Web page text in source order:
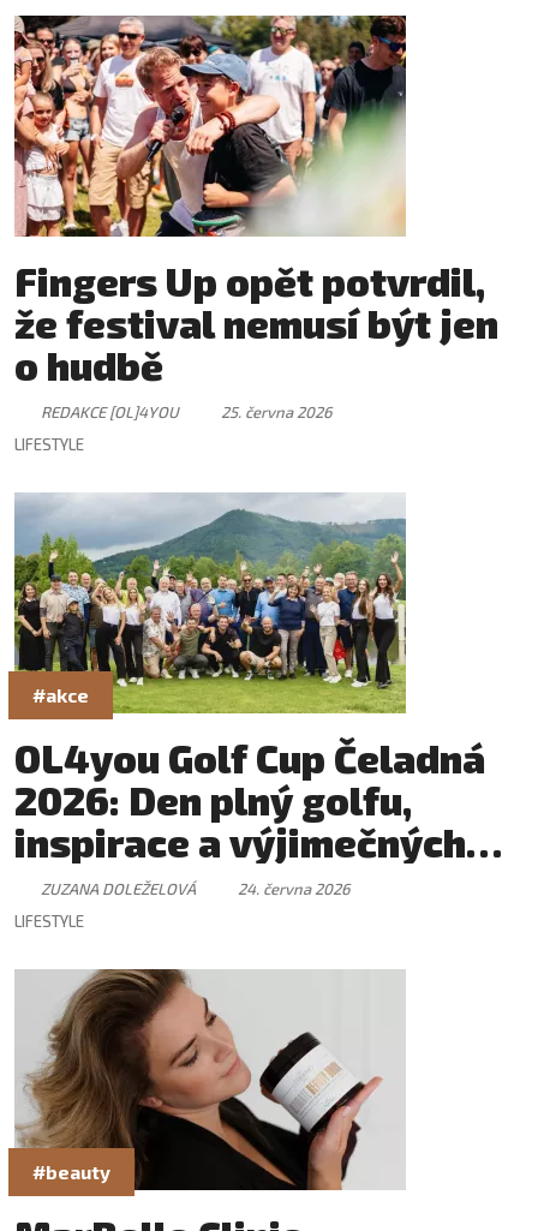
Fingers Up opět potvrdil,
že festival nemusí být jen
o hudbě
REDAKCE [OL]4YOU
25. června 2026
LIFESTYLE
#akce
OL4you Golf Cup Čeladná
2026: Den plný golfu,
inspirace a výjimečných
setkání
ZUZANA DOLEŽELOVÁ
24. června 2026
LIFESTYLE
#beauty